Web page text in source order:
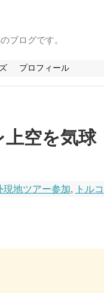
ブログです。
プロフィール
上空を気球
現地ツアー参加, トルコ